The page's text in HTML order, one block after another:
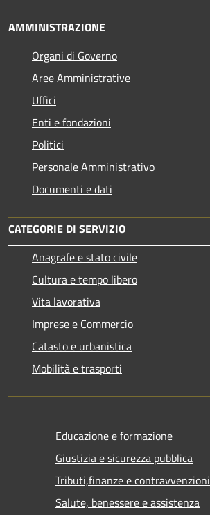
AMMINISTRAZIONE
Organi di Governo
Aree Amministrative
Uffici
Enti e fondazioni
Politici
Personale Amministrativo
Documenti e dati
CATEGORIE DI SERVIZIO
Anagrafe e stato civile
Cultura e tempo libero
Vita lavorativa
Imprese e Commercio
Catasto e urbanistica
Mobilità e trasporti
Educazione e formazione
Giustizia e sicurezza pubblica
Tributi,finanze e contravvenzioni
Salute, benessere e assistenza